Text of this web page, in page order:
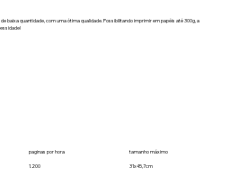
baixa quantidade, com uma ótima qualidade. Possibilitando imprimir em papéis até 300g, a
tamanho máximo
31x45,7cm
paginas por hora
1.200